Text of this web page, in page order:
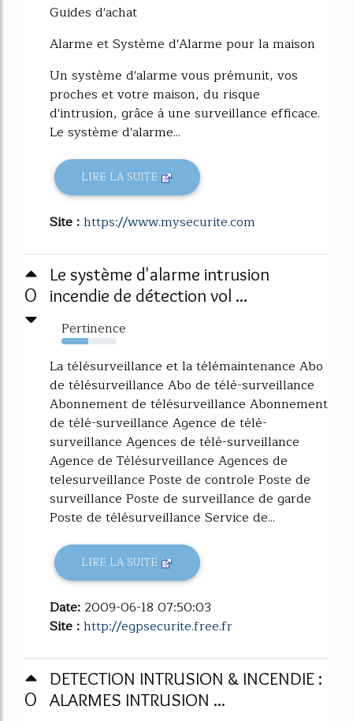
Guides d'achat
Alarme et Système d'Alarme pour la maison
Un système d'alarme vous prémunit, vos
proches et votre maison, du risque
d'intrusion, grâce à une surveillance efficace.
Le système d'alarme...
LIRE LA SUITE
Site :https://www.mysecurite.com
0
Le système d'alarme intrusion
incendie de détection vol ...
Pertinence
49%
La télésurveillance et la télémaintenance Abo
de télésurveillance Abo de télé-surveillance
Abonnement de télésurveillance Abonnement
de télé-surveillance Agence de télé-
surveillance Agences de télé-surveillance
Agence de Télésurveillance Agences de
telesurveillance Poste de controle Poste de
surveillance Poste de surveillance de garde
Poste de télésurveillance Service de...
LIRE LA SUITE
Date: 2009-06-18 07:50:03
Site :http://egpsecurite.free.fr
0
DETECTION INTRUSION & INCENDIE :
ALARMES INTRUSION ...